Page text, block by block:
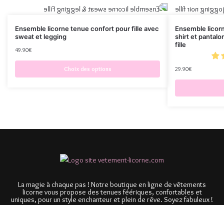
Ensemble licorne tenue confort pour fille avec
sweat et legging
49.90€
Choix des options
Ensemble
shirt et
fille
29.90€
La magie à chaque pas ! Notre boutique en ligne de vêtements
licorne vous propose des tenues féériques, confortables et
uniques, pour un style enchanteur et plein de rêve. Soyez fabuleux !